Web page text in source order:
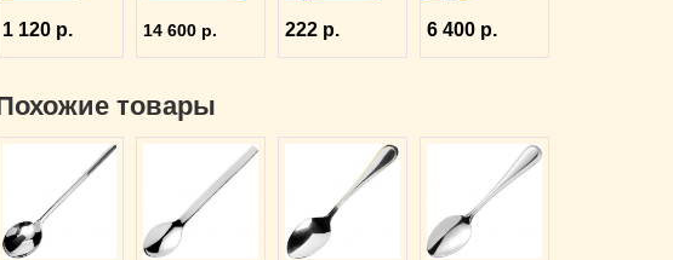
Eternum
3110131
1 120 р.
3150635
14 600 р.
ProHotel bar
4141415
222 р.
со стеклянной
крышкой,
6 400 р.
товары